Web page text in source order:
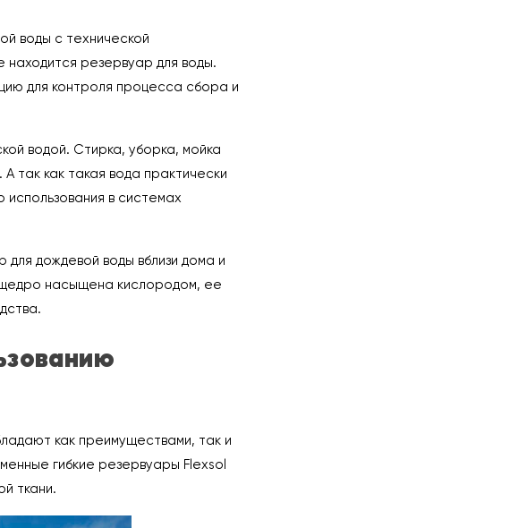
воды с технической
резервуар для воды.
для контроля процесса сбора и
водой. Стирка, уборка, мойка
так как такая вода практически
в системах
дождевой воды вблизи дома и
щедро насыщена кислородом, ее
как преимуществами, так и
гибкие резервуары Flexsol
ткани.